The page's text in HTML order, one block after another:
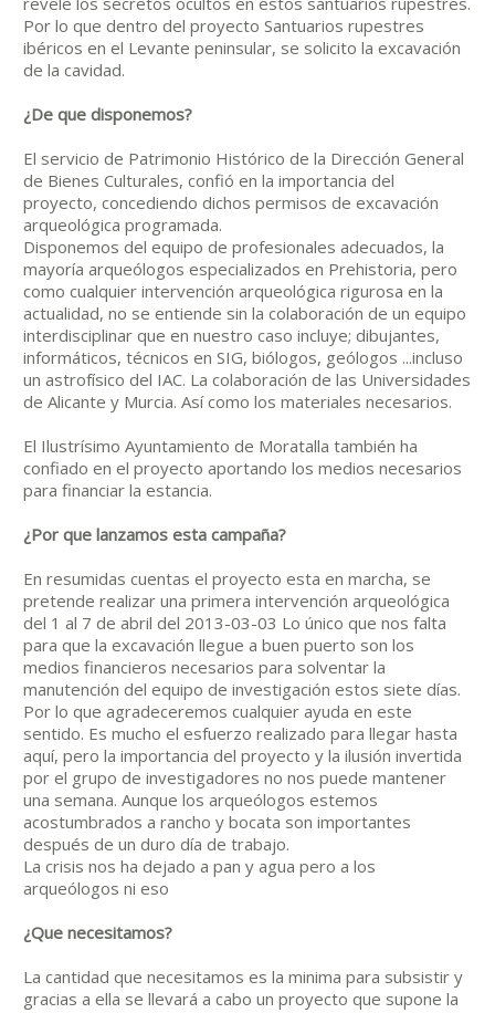
Por lo que dentro del proyecto Santuarios rupestres
ibéricos en el Levante peninsular, se solicito la excavación
de la cavidad.
¿De que disponemos?
El servicio de Patrimonio Histórico de la Dirección General
de Bienes Culturales, confió en la importancia del
proyecto, concediendo dichos permisos de excavación
arqueológica programada.
Disponemos del equipo de profesionales adecuados, la
mayoría arqueólogos especializados en Prehistoria, pero
como cualquier intervención arqueológica rigurosa en la
actualidad, no se entiende sin la colaboración de un equipo
interdisciplinar que en nuestro caso incluye; dibujantes,
informáticos, técnicos en SIG, biólogos, geólogos ...incluso
un astrofísico del IAC. La colaboración de las Universidades
de Alicante y Murcia. Así como los materiales necesarios.
El Ilustrísimo Ayuntamiento de Moratalla también ha
confiado en el proyecto aportando los medios necesarios
para financiar la estancia.
¿Por que lanzamos esta campaña?
En resumidas cuentas el proyecto esta en marcha, se
pretende realizar una primera intervención arqueológica
del 1 al 7 de abril del 2013-03-03 Lo único que nos falta
para que la excavación llegue a buen puerto son los
medios financieros necesarios para solventar la
manutención del equipo de investigación estos siete días.
Por lo que agradeceremos cualquier ayuda en este
sentido. Es mucho el esfuerzo realizado para llegar hasta
aquí, pero la importancia del proyecto y la ilusión invertida
por el grupo de investigadores no nos puede mantener
una semana. Aunque los arqueólogos estemos
acostumbrados a rancho y bocata son importantes
después de un duro día de trabajo.
La crisis nos ha dejado a pan y agua pero a los
arqueólogos ni eso
¿Que necesitamos?
La cantidad que necesitamos es la minima para subsistir y
gracias a ella se llevará a cabo un proyecto que supone la